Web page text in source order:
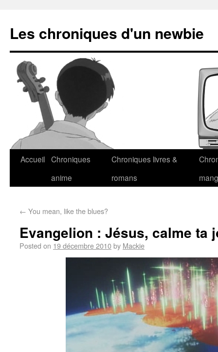
Les chroniques d'un newbie
Accueil Chroniques
anime
Chroniques livres &
romans
← You mean, like the blues?
Evangelion : Jésus, calme ta
Posted on 19 décembre 2010by Mackie